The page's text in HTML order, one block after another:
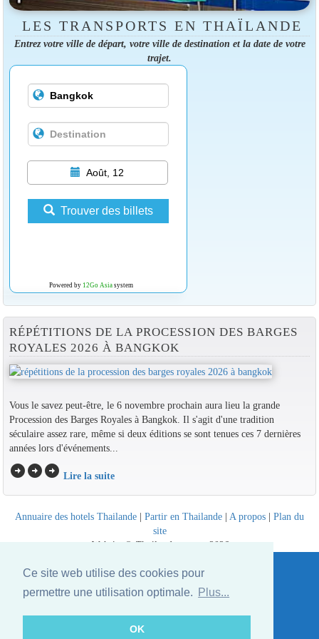
Ce site web utilise des cookies pour
permettre une utilisation optimale.
Plus...
OK
LES TRANSPORTS EN THAÏLANDE
Entrez votre ville de départ, votre ville de destination et la date de votre
trajet.
Août, 12
Trouver des billets
Powered by 12Go Asiasystem
RÉPÉTITIONS DE LA PROCESSION DES BARGES
ROYALES 2026 À BANGKOK
Vous le savez peut-être, le 6 novembre prochain aura lieu la grande
Procession des Barges Royales à Bangkok. Il s'agit d'une tradition
séculaire assez rare, même si deux éditions se sont tenues ces 7 dernières
années lors d'événements...
arrow_circle_rightarrow_circle_rightarrow_circle_right Lire la suite
Annuaire des hotels Thailande | Partir en Thailande | A propos | Plan du
site
Website © Thailandee.com - 2026